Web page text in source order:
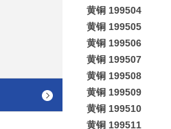
黄铜 199504
黄铜 199505
黄铜 199506
黄铜 199507
黄铜 199508
黄铜 199509
黄铜 199510
黄铜 199511